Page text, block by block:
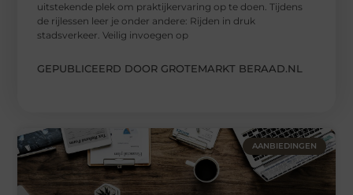
uitstekende plek om praktijkervaring op te doen. Tijdens
de rijlessen leer je onder andere: Rijden in druk
stadsverkeer. Veilig invoegen op
GEPUBLICEERD DOOR GROTEMARKT BERAAD.NL
AANBIEDINGEN